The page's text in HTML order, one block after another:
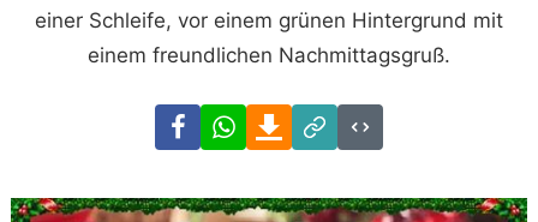
einer Schleife, vor einem grünen Hintergrund mit
einem freundlichen Nachmittagsgruß.
FacebookWhatsAppDownload
Link
Code